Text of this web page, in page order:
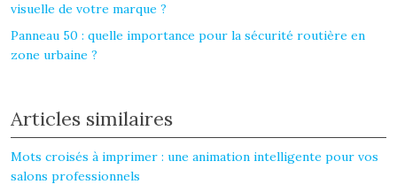
visuelle de votre marque ?
Panneau 50 : quelle importance pour la sécurité routière en
zone urbaine ?
Articles similaires
Mots croisés à imprimer : une animation intelligente pour vos
salons professionnels